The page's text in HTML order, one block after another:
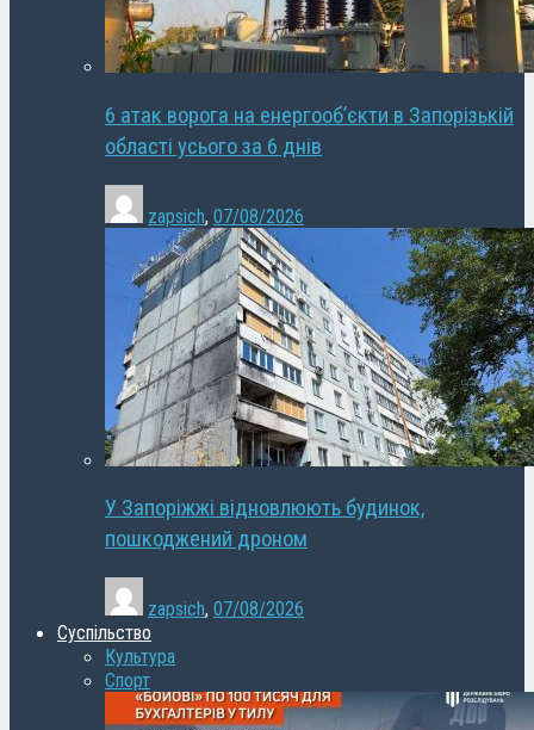
6 атак ворога на енергооб’єкти в Запорізькій
області усього за 6 днів
zapsich, 07/08/2026
У Запоріжжі відновлюють будинок,
пошкоджений дроном
zapsich, 07/08/2026
Суспільство
Культура
Спорт